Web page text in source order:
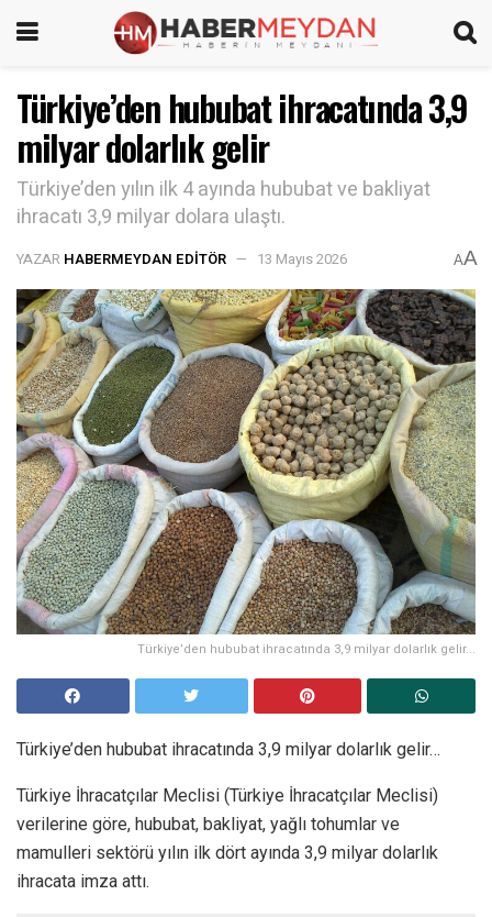
Türkiye’den hububat ihracatında 3,9
milyar dolarlık gelir
Türkiye’den yılın ilk 4 ayında hububat ve bakliyat
ihracatı 3,9 milyar dolara ulaştı.
YAZAR HABERMEYDAN EDITÖR 13 Mayıs 2026 AA
Türkiye’den hububat ihracatında 3,9 milyar dolarlık gelir...
Türkiye’den hububat ihracatında 3,9 milyar dolarlık gelir…
Türkiye İhracatçılar Meclisi (Türkiye İhracatçılar Meclisi)
verilerine göre, hububat, bakliyat, yağlı tohumlar ve
mamulleri sektörü yılın ilk dört ayında 3,9 milyar dolarlık
ihracata imza attı.